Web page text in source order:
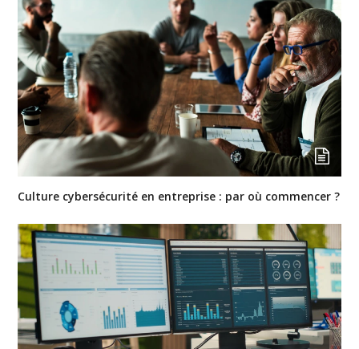
Culture cybersécurité en entreprise : par où commencer ?